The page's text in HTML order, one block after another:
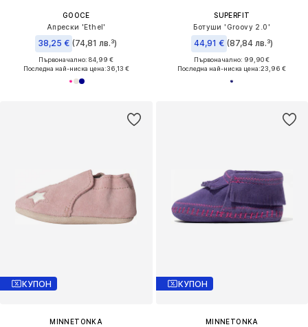
GOOCE
Апрески 'Ethel'
38,25 € (74,81 лв.³)
Първоначално: 84,99 €
Последна най-ниска цена:36,13 €
SUPERFIT
Ботуши 'Groovy 2.0'
44,91 € (87,84 лв.³)
Първоначално: 99,90 €
Последна най-ниска цена:23,96 €
КУПОН
MINNETONKA
КУПОН
MINNETONKA